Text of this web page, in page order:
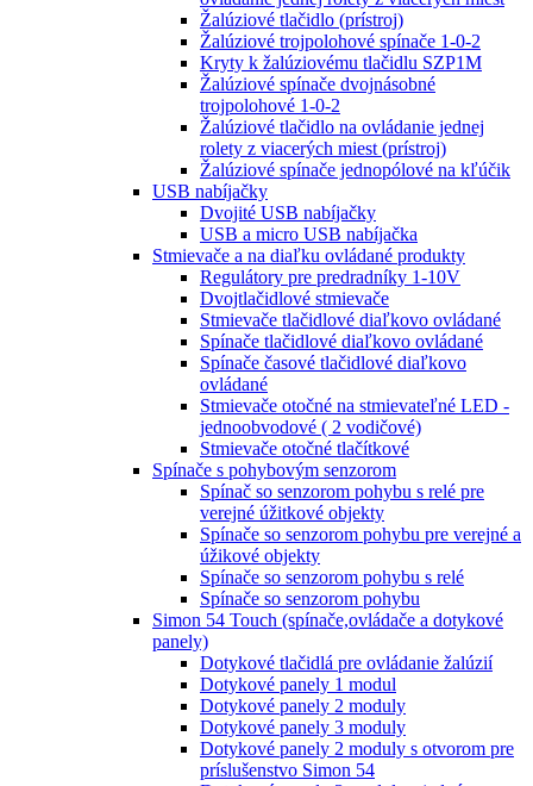
Žalúziové tlačidlo (prístroj)
Žalúziové trojpolohové spínače 1-0-2
Kryty k žalúziovému tlačidlu SZP1M
Žalúziové spínače dvojnásobné
trojpolohové 1-0-2
Žalúziové tlačidlo na ovládanie jednej
rolety z viacerých miest (prístroj)
Žalúziové spínače jednopólové na kľúčik
USB nabíjačky
Dvojité USB nabíjačky
USB a micro USB nabíjačka
Stmievače a na diaľku ovládané produkty
Regulátory pre predradníky 1-10V
Dvojtlačidlové stmievače
Stmievače tlačidlové diaľkovo ovládané
Spínače tlačidlové diaľkovo ovládané
Spínače časové tlačidlové diaľkovo
ovládané
Stmievače otočné na stmievateľné LED -
jednoobvodové ( 2 vodičové)
Stmievače otočné tlačítkové
Spínače s pohybovým senzorom
Spínač so senzorom pohybu s relé pre
verejné úžitkové objekty
Spínače so senzorom pohybu pre verejné a
úžikové objekty
Spínače so senzorom pohybu s relé
Spínače so senzorom pohybu
Simon 54 Touch (spínače,ovládače a dotykové
panely)
Dotykové tlačidlá pre ovládanie žalúzií
Dotykové panely 1 modul
Dotykové panely 2 moduly
Dotykové panely 3 moduly
Dotykové panely 2 moduly s otvorom pre
príslušenstvo Simon 54